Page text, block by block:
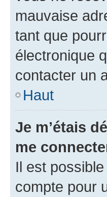
mauvaise
tant que
électronique
contacter un
Haut
Je m’étais
me
Il est
compte pour